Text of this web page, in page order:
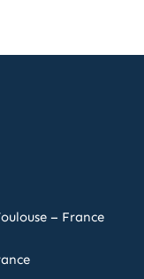
– France